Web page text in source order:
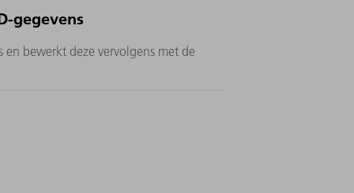
gegevens
bewerkt deze vervolgens met de